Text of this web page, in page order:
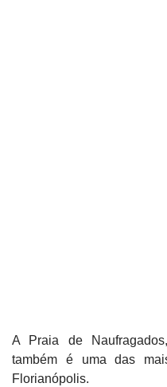
A Praia de
também é uma das
Florianópolis.